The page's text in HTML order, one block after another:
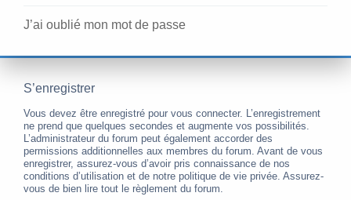
J’ai oublié mon mot de passe
S’enregistrer
Vous devez être enregistré pour vous connecter. L’enregistrement
ne prend que quelques secondes et augmente vos possibilités.
L’administrateur du forum peut également accorder des
permissions additionnelles aux membres du forum. Avant de vous
enregistrer, assurez-vous d’avoir pris connaissance de nos
conditions d’utilisation et de notre politique de vie privée. Assurez-
vous de bien lire tout le règlement du forum.